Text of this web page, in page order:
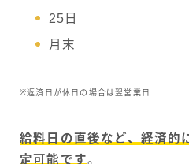
25日
月末
※返済日が休日の場合は翌営業日
給料日の直後など、経済的
定可能です。